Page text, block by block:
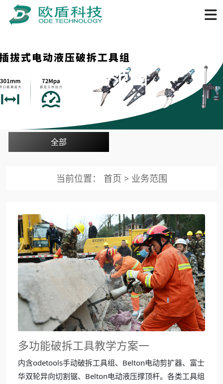
业务范围
全部
当前位置： 首页 > 业务范围
多功能破拆工具教学方案一
内含odetools手动破拆工具组、Belton电动剪扩器、富士
华双轮异向切割锯、Belton电动液压撑顶杆。各类工具组